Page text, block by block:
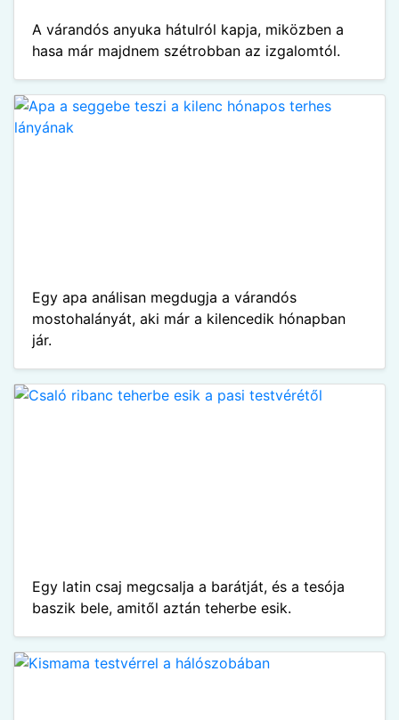
A várandós anyuka hátulról kapja, miközben a
hasa már majdnem szétrobban az izgalomtól.
Egy apa análisan megdugja a várandós
mostohalányát, aki már a kilencedik hónapban
jár.
Egy latin csaj megcsalja a barátját, és a tesója
baszik bele, amitől aztán teherbe esik.